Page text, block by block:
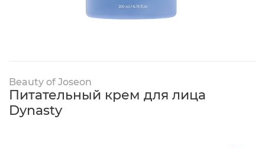
Beauty of Joseon
Питательный крем для лица
Dynasty